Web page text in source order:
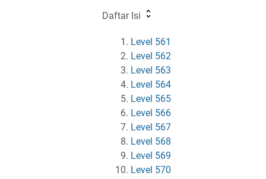
Daftar Isi
Level 561
Level 562
Level 563
Level 564
Level 565
Level 566
Level 567
Level 568
Level 569
Level 570